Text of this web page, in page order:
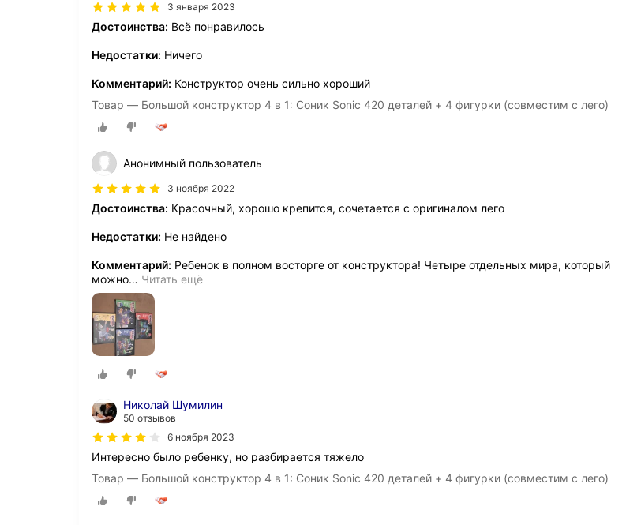
3 января 2023
Достоинства: Всё понравилось
Недостатки: Ничего
Комментарий: Конструктор очень сильно хороший
Товар — Большой конструктор 4 в 1: Соник Sonic 420 деталей + 4 фигурки (совместим с лего)
Анонимный пользователь
3 ноября 2022
Достоинства: Красочный, хорошо крепится, сочетается с оригиналом лего
Недостатки: Не найдено
Комментарий: Ребенок в полном восторге от конструктора! Четыре отдельных мира, который
можно… Читать ещё
Николай Шумилин
50 отзывов
6 ноября 2023
Интересно было ребенку, но разбирается тяжело
Товар — Большой конструктор 4 в 1: Соник Sonic 420 деталей + 4 фигурки (совместим с лего)